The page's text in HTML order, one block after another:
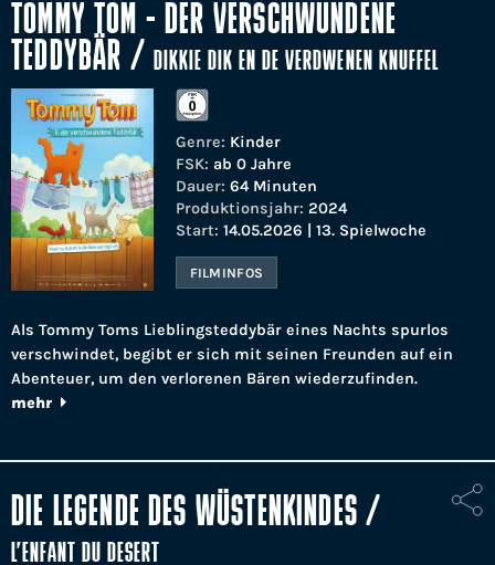
TOMMY TOM - DER VERSCHWUNDENE
TEDDYBÄR / DIKKIE DIK EN DE VERDWENEN KNUFFEL
Genre: Kinder
FSK: ab 0 Jahre
Dauer: 64 Minuten
Produktionsjahr: 2024
Start: 14.05.2026 | 13. Spielwoche
FILMINFOS
Als Tommy Toms Lieblingsteddybär eines Nachts spurlos
verschwindet, begibt er sich mit seinen Freunden auf ein
Abenteuer, um den verlorenen Bären wiederzufinden.
mehr
DIE LEGENDE DES WÜSTENKINDES /
L’ENFANT DU DESERT